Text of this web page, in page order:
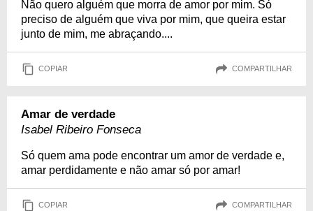
Não quero alguém que morra de amor por mim. Só
preciso de alguém que viva por mim, que queira estar
junto de mim, me abraçando....
COPIAR COMPARTILHAR
Amar de verdade
Isabel Ribeiro Fonseca
Só quem ama pode encontrar um amor de verdade e,
amar perdidamente e não amar só por amar!
COPIAR COMPARTILHAR